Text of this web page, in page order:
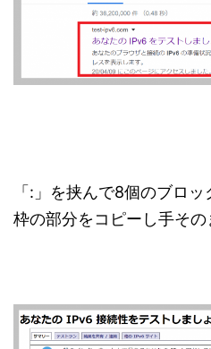
「:」を挟んで8個のブロ
枠の部分をコピーし手その